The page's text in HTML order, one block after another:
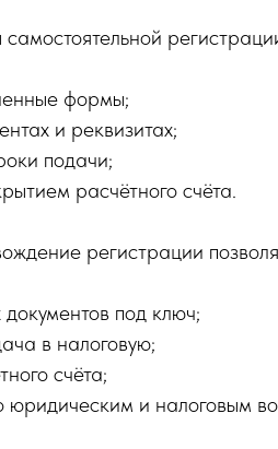
формы;
и реквизитах;
подачи;
расчётного счёта.
регистрации
документов под ключ;
в налоговую;
счёта;
юридическим и налоговым